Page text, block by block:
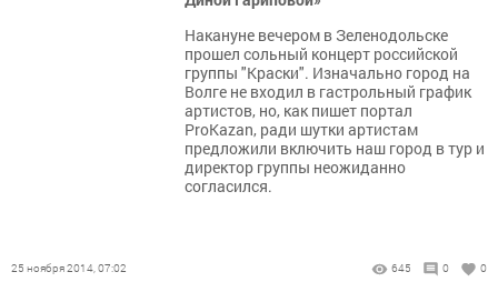
Накануне вечером в Зеленодольске
прошел сольный концерт российской
группы "Краски". Изначально город на
Волге не входил в гастрольный график
артистов, но, как пишет портал
ProKazan, ради шутки артистам
предложили включить наш город в тур и
директор группы неожиданно
согласился.
25 ноября 2014, 07:02 645 0 0